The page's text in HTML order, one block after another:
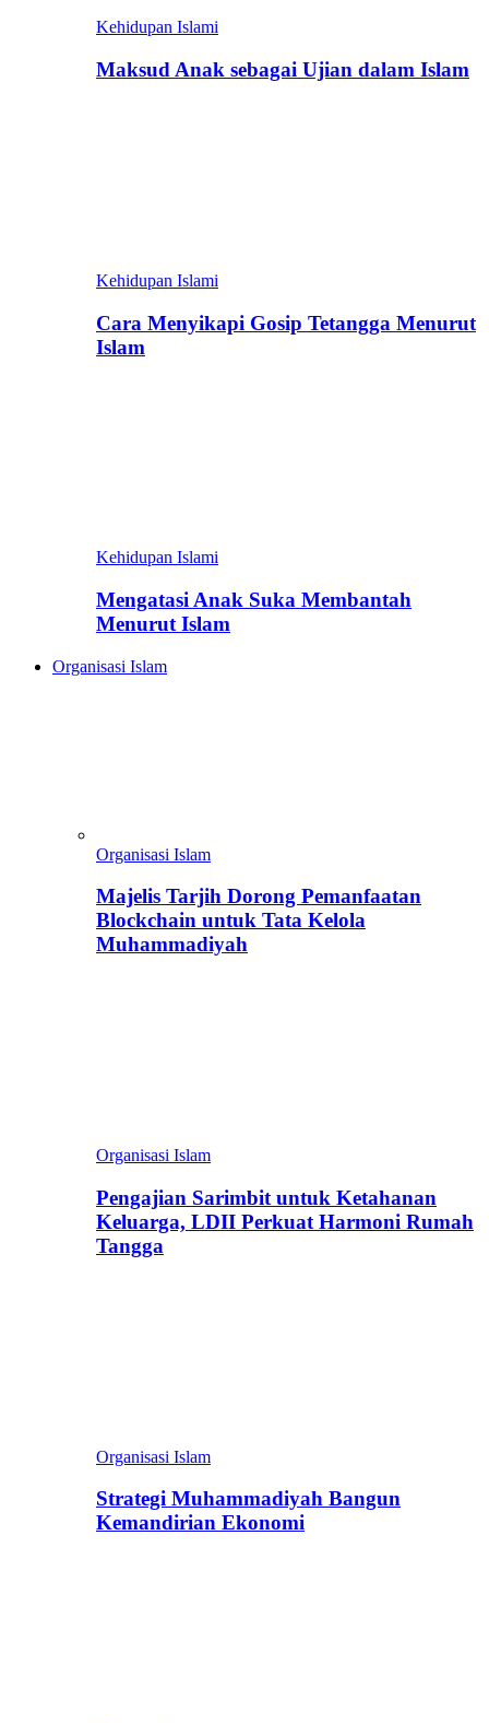
Kehidupan Islami
Maksud Anak sebagai Ujian dalam Islam
Kehidupan Islami
Cara Menyikapi Gosip Tetangga Menurut
Islam
Kehidupan Islami
Mengatasi Anak Suka Membantah
Menurut Islam
Organisasi Islam
Organisasi Islam
Majelis Tarjih Dorong Pemanfaatan
Blockchain untuk Tata Kelola
Muhammadiyah
Organisasi Islam
Pengajian Sarimbit untuk Ketahanan
Keluarga, LDII Perkuat Harmoni Rumah
Tangga
Organisasi Islam
Strategi Muhammadiyah Bangun
Kemandirian Ekonomi